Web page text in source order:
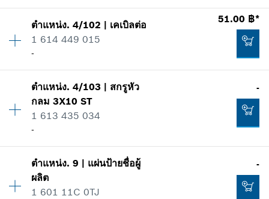
-
แสดงในรูป
-
ปริมาณ 1
ราคากลุ่ม: 13
รายการการใช้
แสดงในรูป
68.00 ฿*
ตำแหน่ง.4/102 | เคเบิลต่อ
1 614 449 015
-
51.00 ฿*
ปริมาณ 1
ราคากลุ่ม:11
ข้อมูลชิ้นส่วนอะไหล่
แสดงในรูป
ตำแหน่ง.4/103 | สกรูหัว
กลม 3X10 ST
1 613 435 034
-
-
ปริมาณ 1
ราคากลุ่ม
ข้อมูลชิ้นส่วนอะไหล่
ตำแหน่ง.9 | แผ่นป้ายชื่อผู้
ผลิต
1 601 11C 0TJ
-